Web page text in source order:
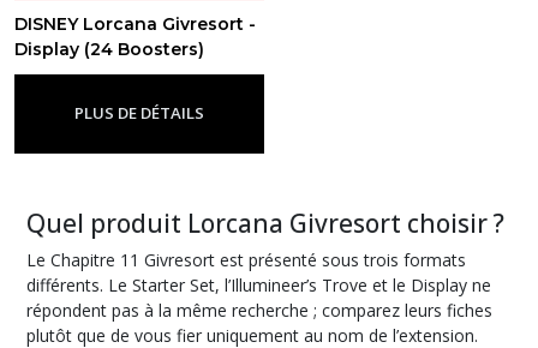
DISNEY Lorcana Givresort -
Display (24 Boosters)
Chapitre 11 - FR-Chapitre 11 -
PLUS DE DÉTAILS
Quel produit Lorcana Givresort choisir ?
Le Chapitre 11 Givresort est présenté sous trois formats
différents. Le Starter Set, l’Illumineer’s Trove et le Display ne
répondent pas à la même recherche ; comparez leurs fiches
plutôt que de vous fier uniquement au nom de l’extension.